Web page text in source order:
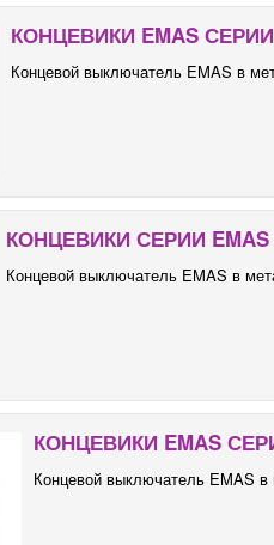
КОНЦЕВИКИ EMAS СЕРИИ
Концевой выключатель EMAS в
КОНЦЕВИКИ СЕРИИ EMAS
Концевой выключатель EMAS в
КОНЦЕВИКИ EMAS
Концевой выключатель EMAS